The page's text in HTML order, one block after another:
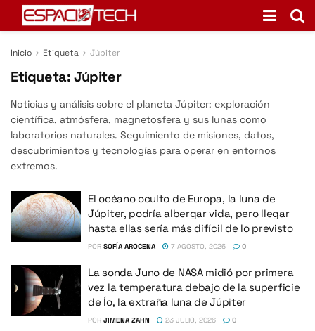
Inicio Etiqueta Júpiter
Etiqueta:Júpiter
Noticias y análisis sobre el planeta Júpiter: exploración
científica, atmósfera, magnetosfera y sus lunas como
laboratorios naturales. Seguimiento de misiones, datos,
descubrimientos y tecnologías para operar en entornos
extremos.
El océano oculto de Europa, la luna de
Júpiter, podría albergar vida, pero llegar
hasta ellas sería más difícil de lo previsto
POR SOFÍA AROCENA 7 AGOSTO, 2026 0
La sonda Juno de NASA midió por primera
vez la temperatura debajo de la superficie
de Ío, la extraña luna de Júpiter
POR JIMENA ZAHN 23 JULIO, 2026 0